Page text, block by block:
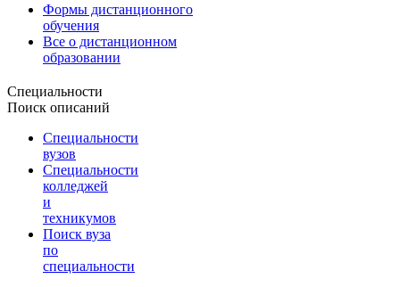
Формы дистанционного
обучения
Все о дистанционном
образовании
Специальности
Поиск описаний
Специальности
вузов
Специальности
колледжей
и
техникумов
Поиск вуза
по
специальности